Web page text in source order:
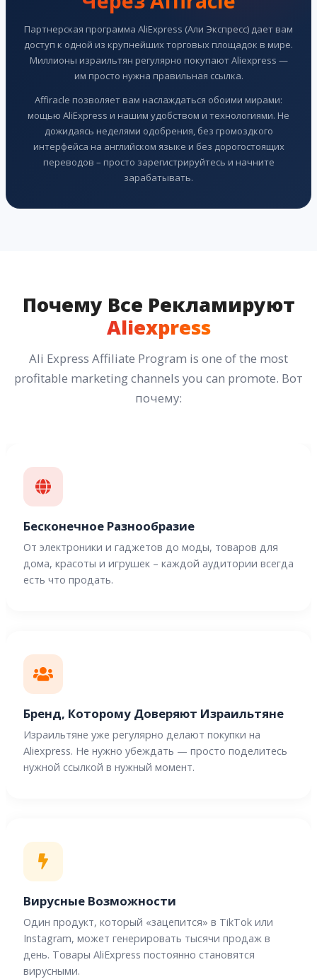
Партнерская программа AliExpress (Али Экспресс) дает вам
доступ к одной из крупнейших торговых площадок в мире.
Миллионы израильтян регулярно покупают Aliexpress —
им просто нужна правильная ссылка.
Affiracle позволяет вам наслаждаться обоими мирами:
мощью AliExpress и нашим удобством и технологиями. Не
дожидаясь неделями одобрения, без громоздкого
интерфейса на английском языке и без дорогостоящих
переводов – просто зарегистрируйтесь и начните
зарабатывать.
Почему Все Рекламируют
Aliexpress
Ali Express Affiliate Program is one of the most
profitable marketing channels you can promote. Вот
почему:
Бесконечное Разнообразие
От электроники и гаджетов до моды, товаров для
дома, красоты и игрушек – каждой аудитории всегда
есть что продать.
Бренд, Которому Доверяют Израильтяне
Израильтяне уже регулярно делают покупки на
Aliexpress. Не нужно убеждать — просто поделитесь
нужной ссылкой в ​​нужный момент.
Вирусные Возможности
Один продукт, который «зацепится» в TikTok или
Instagram, может генерировать тысячи продаж в
день. Товары AliExpress постоянно становятся
вирусными.